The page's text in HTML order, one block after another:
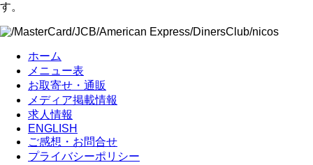
す。
ホーム
メニュー表
お取寄せ・通販
メディア掲載情報
求人情報
ENGLISH
ご感想・お問合せ
プライバシーポリシー